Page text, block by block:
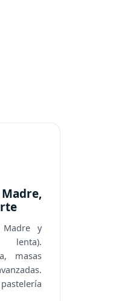
y
lenta).
masas